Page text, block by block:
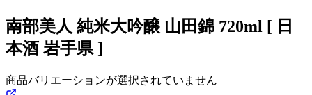
南部美人 純米大吟醸 山田錦 720ml [ 日
本酒 岩手県 ]
商品バリエーションが選択されていません